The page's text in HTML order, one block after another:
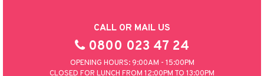
CALL OR MAIL US
0800 023 47 24
OPENING HOURS: 9:00AM - 15:00PM
CLOSED FOR LUNCH FROM 12:00PM TO 13:00PM